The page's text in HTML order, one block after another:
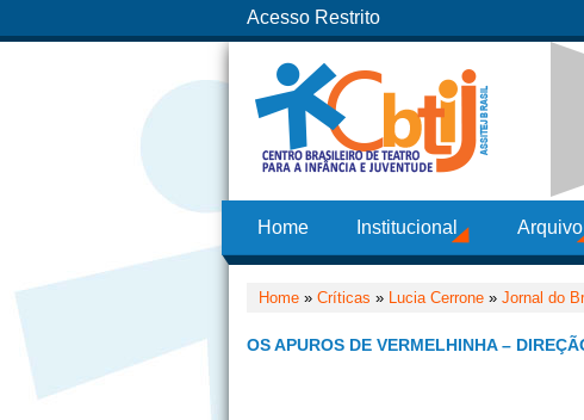
Acesso Restrito
Home Institucional Arquivo
Home » Críticas » Lucia Cerrone » Jornal do
OS APUROS DE VERMELHINHA –